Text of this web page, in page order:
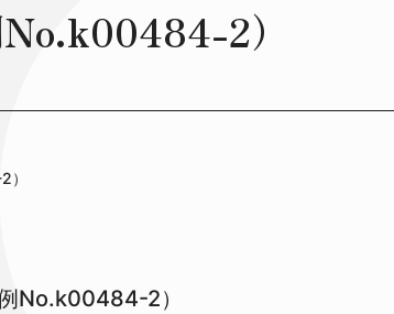
2）
例No.k00484-2）